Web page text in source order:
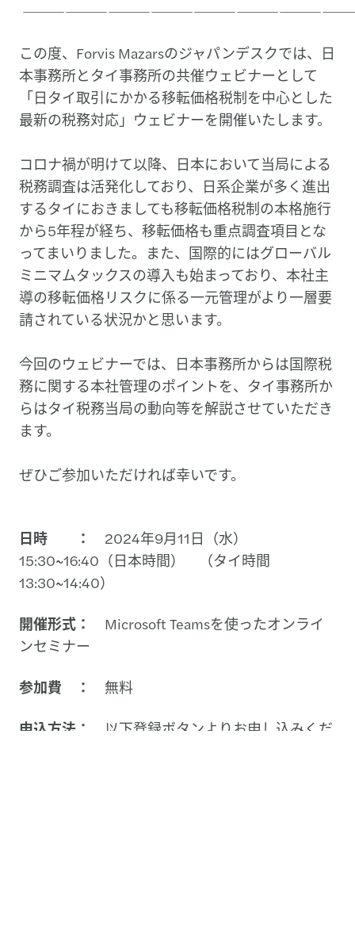
この度、Forvis Mazarsのジャパンデスクでは、日
本事務所とタイ事務所の共催ウェビナーとして
「日タイ取引にかかる移転価格税制を中心とした
最新の税務対応」ウェビナーを開催いたします。
コロナ禍が明けて以降、日本において当局による
税務調査は活発化しており、日系企業が多く進出
するタイにおきましても移転価格税制の本格施行
から5年程が経ち、移転価格も重点調査項目とな
ってまいりました。また、国際的にはグローバル
ミニマムタックスの導入も始まっており、本社主
導の移転価格リスクに係る一元管理がより一層要
請されている状況かと思います。
今回のウェビナーでは、日本事務所からは国際税
務に関する本社管理のポイントを、タイ事務所か
らはタイ税務当局の動向等を解説させていただき
ます。
ぜひご参加いただければ幸いです。
日時 ： 2024年9月11日（水）
15:30~16:40（日本時間） （タイ時間
13:30~14:40）
開催形式： Microsoft Teamsを使ったオンライ
ンセミナー
参加費 ： 無料
申込方法：
以下登録ボタンよりお申し込みくだ